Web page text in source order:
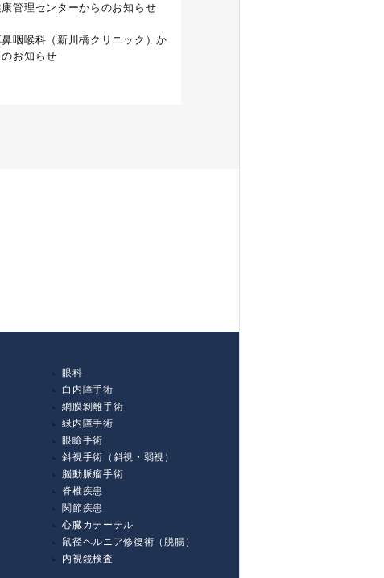
康管理センターからのお知らせ
鼻咽喉科（新川橋クリニック）か
のお知らせ
眼科
白内障手術
網膜剝離手術
緑内障手術
眼瞼手術
斜視手術（斜視・弱視）
脳動脈瘤手術
脊椎疾患
関節疾患
心臓カテーテル
鼠径ヘルニア修復術（脱腸）
内視鏡検査